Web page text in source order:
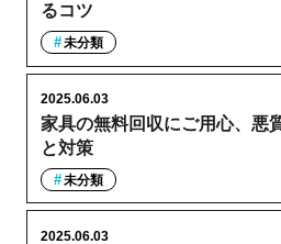
るコツ
未分類
家具の無料回収にご用心、悪
と対策
2025.06.03
未分類
2025.06.03